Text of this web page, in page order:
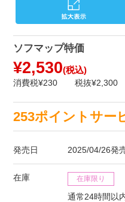
ソフマップ特価
¥2,530(税込)
消費税¥230 税抜¥2,300
253ポイントサー
発売日 2025/04/26発
在庫 在庫限り
通常24時間以